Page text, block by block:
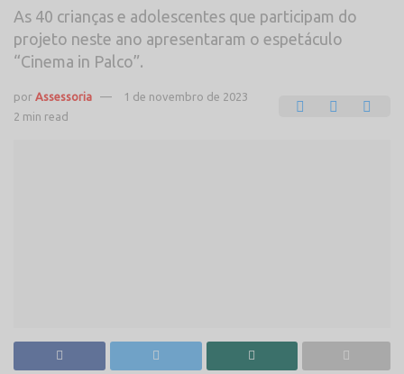
As 40 crianças e adolescentes que participam do
projeto neste ano apresentaram o espetáculo
“Cinema in Palco”.
por Assessoria
1 de novembro de 2023
2 min read